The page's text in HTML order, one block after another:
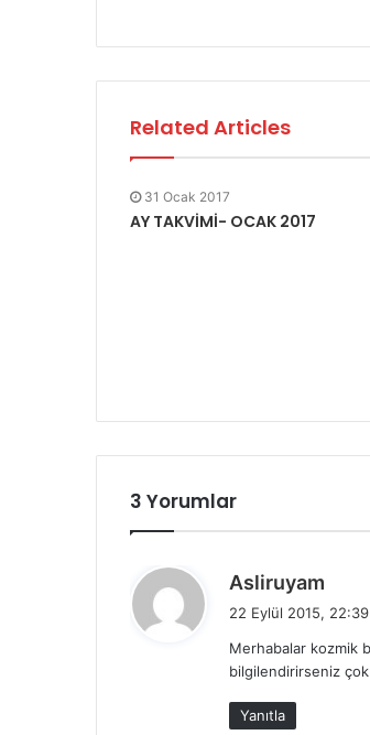
Related Articles
31 Ocak 2017
AY TAKVİMİ- OCAK 2017
3 Yorumlar
Asliruyam
i
k
22 Eylül 2015, 22:39
Merhabalar kozmik
bilgilendirirseniz
Yanıtla